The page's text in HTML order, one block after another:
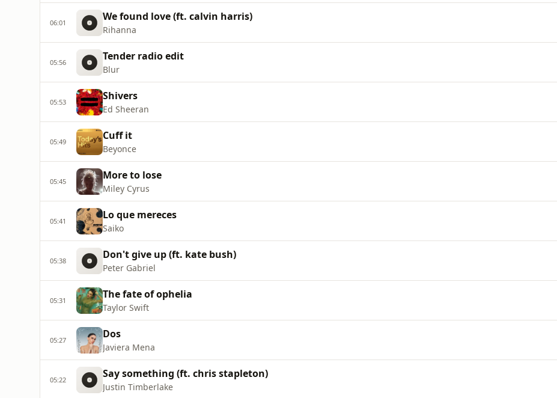
06:01 We found love (ft. calvin harris)
Rihanna
05:56 Tender radio edit
Blur
05:53 Shivers
Ed Sheeran
05:49 Cuff it
Beyonce
05:45 More to lose
Miley Cyrus
05:41 Lo que mereces
Saiko
05:38 Don't give up (ft. kate bush)
Peter Gabriel
05:31 The fate of ophelia
Taylor Swift
05:27 Dos
Javiera Mena
05:22 Say something (ft. chris stapleton)
Justin Timberlake